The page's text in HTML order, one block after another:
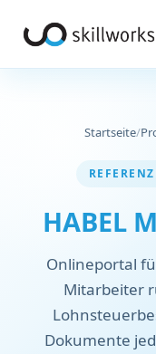
Startseite/
HABEL
Onlineportal
Mitarbeiter
Dokumente